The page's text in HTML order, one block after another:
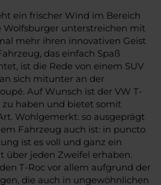
ein frischer Wind im Bereich
Wolfsburger unterstreichen mit
mehr ihren innovativen Geist
das einfach Spaß
ist die Rede von einem SUV
sich mitunter an der
Auf Wunsch ist der VW T-
zu haben und bietet somit
Wohlgemerkt: so ausgeprägt
Fahrzeug auch ist: in puncto
ist es voll und ganz ein
über jeden Zweifel erhaben.
T-Roc vor allem aufgrund der
die auch in ungewöhnlichen